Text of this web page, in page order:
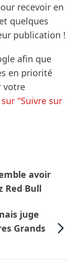
recevoir en
quelques
publication !
afin que
en priorité
votre
"Suivre sur
avoir
Red Bull
juge
Grands